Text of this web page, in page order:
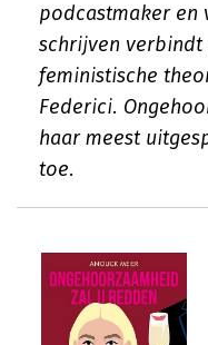
podcastmaker en
schrijven
feministische
Federici.
haar meest
toe.